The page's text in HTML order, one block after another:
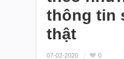
thông tin
thật
07-02-2020 0